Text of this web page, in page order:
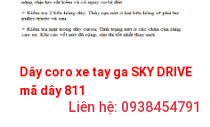
Dây coro xe tay ga SKY DRIVE
mã dây 811
Liên hệ: 0938454791